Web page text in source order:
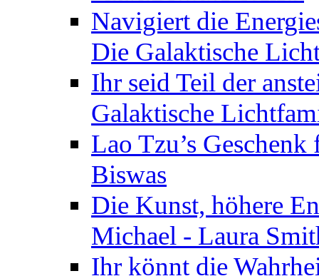
Navigiert die
Die Galaktische
Ihr seid Teil der
Galaktische
Lao Tzu’s
Biswas
Die Kunst, höhere
Michael - Laura
Ihr könnt die